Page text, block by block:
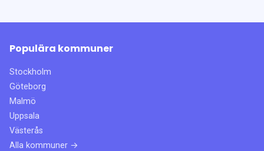
Populära kommuner
Stockholm
Göteborg
Malmö
Uppsala
Västerås
Alla kommuner →